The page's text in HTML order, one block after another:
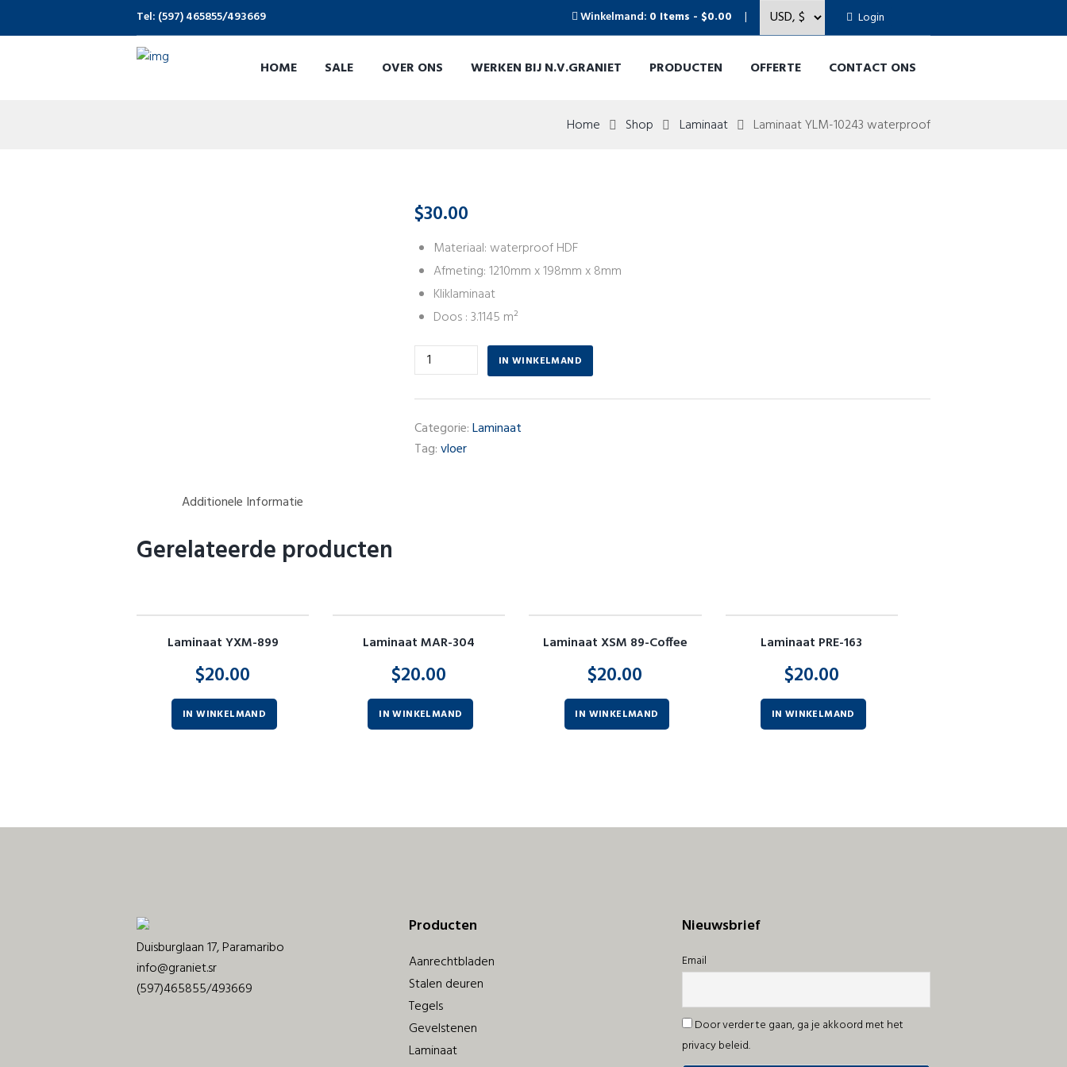
Tel: (597) 465855/493669 Winkelmand: 0 Items - $0.00 Login
HOME SALE OVER ONS WERKEN BIJ N.V.GRANIET PRODUCTEN OFFERTE CONTACT ONS
Home Shop Laminaat Laminaat YLM-10243 waterproof
$30.00
Materiaal: waterproof HDF
Afmeting: 1210mm x 198mm x 8mm
Kliklaminaat
Doos : 3.1145 m²
Aantal
IN WINKELMAND
Categorie:Laminaat
Tag:vloer
Additionele Informatie
Gerelateerde producten
Laminaat YXM-899
$20.00
IN WINKELMAND
Laminaat MAR-304
$20.00
IN WINKELMAND
Laminaat XSM 89-Coffee
$20.00
IN WINKELMAND
Laminaat PRE-163
$20.00
IN WINKELMAND
Duisburglaan 17, Paramaribo
info@graniet.sr
(597)465855/493669
Producten
Aanrechtbladen
Stalen deuren
Tegels
Gevelstenen
Laminaat
Nieuwsbrief
Email
Door verder te gaan, ga je akkoord met het
privacy beleid.